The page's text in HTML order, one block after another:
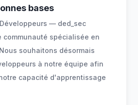
bases
— ded_sec
communauté spécialisée en
souhaitons désormais
à notre équipe afin
capacité d'apprentissage